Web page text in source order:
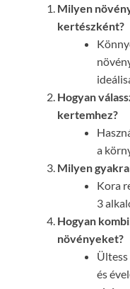
Milyen
kertészként?
Hogyan
kertemhez?
a
Milyen
Kora
3
Hogyan
növényeket?
és